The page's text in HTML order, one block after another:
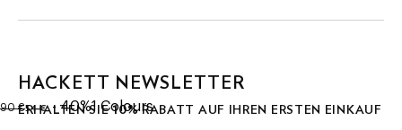
PFLEGE
30C Wäsche
90 €
ursprünglicher Preis 90 €
54 €
aktueller Preis 54 €
- 40%1 Colours
HACKETT NEWSLETTER
ERHALTEN SIE10%RABATT AUF IHREN ERSTEN EINKAUF